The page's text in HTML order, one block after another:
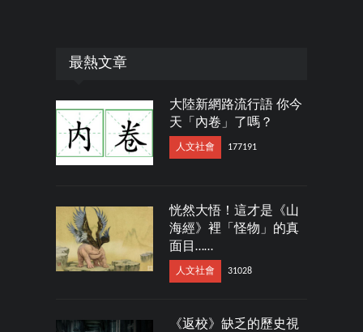
最熱文章
大陸新網路流行語 你今
天「內卷」了嗎？
人文社會 177191
恍然大悟！這才是《山
海經》裡「怪物」的真
面目……
人文社會 31028
《返校》缺乏的歷史視